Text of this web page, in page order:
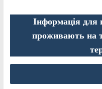
Інформація для
проживають на